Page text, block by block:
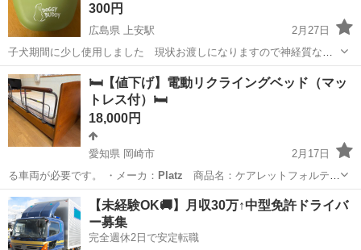
300円
広島県 上安駅
2月27日
子犬期間に少し使用しました 現状お渡しになりますので神経質な方
はご遠慮ください。PLATZPET SUPPLISES&FUN(プラッツ) ドッグ
トレーニンググッズ 散歩用品 ドギーバディ 犬 ドッグ
広島 広島市 上安駅 その他 FUN
🛏【値下げ】電動リクライングベッド（マッ
トレス付）🛏
18,000円
愛知県 岡崎市
2月17日
る車両が必要です。 ・メーカ： Platz 商品名：ケアレットフォルテ
型式：…
愛知 岡崎市 ベッド MAX
【未経験OK🚚】月収30万↑中型免許ドライバ
ー募集
完全週休2日で安定転職